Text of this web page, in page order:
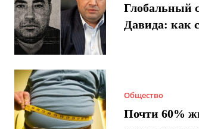
Глобальный
Давида: как
Общество
Почти 60%